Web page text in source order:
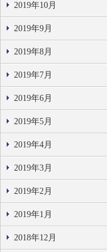
2019年10月
2019年9月
2019年8月
2019年7月
2019年6月
2019年5月
2019年4月
2019年3月
2019年2月
2019年1月
2018年12月